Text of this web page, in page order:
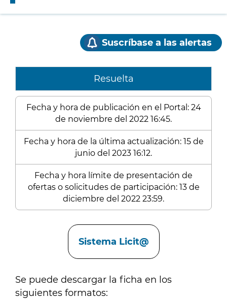
Suscríbase a las alertas
Resuelta
Fecha y hora de publicación en el Portal: 24
de noviembre del 2022 16:45.
Fecha y hora de la última actualización: 15 de
junio del 2023 16:12.
Fecha y hora límite de presentación de
ofertas o solicitudes de participación: 13 de
diciembre del 2022 23:59.
Sistema Licit@
Se puede descargar la ficha en los
siguientes formatos: